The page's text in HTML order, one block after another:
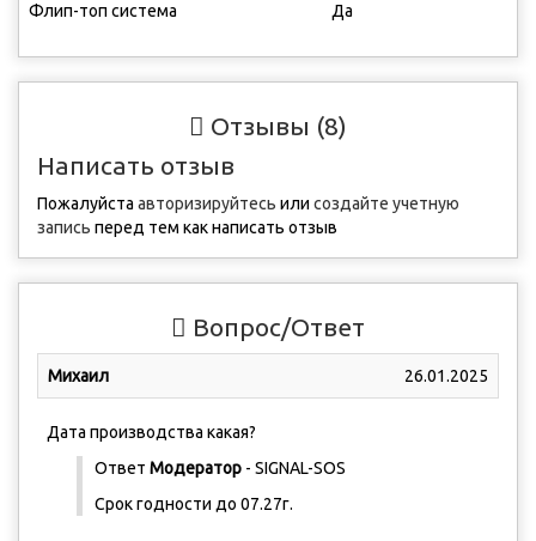
Флип-топ система Да
Отзывы (8)
Написать отзыв
Пожалуйста авторизируйтесь или создайте учетную
запись перед тем как написать отзыв
Вопрос/Ответ
Михаил 26.01.2025
Дата производства какая?
Ответ Модератор - SIGNAL-SOS
Срок годности до 07.27г.